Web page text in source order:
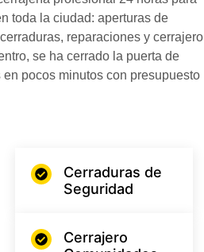
toda la ciudad: aperturas de
reparaciones y cerrajero
se ha cerrado la puerta de
pocos minutos con presupuesto
Cerraduras de
Seguridad
Cerrajero